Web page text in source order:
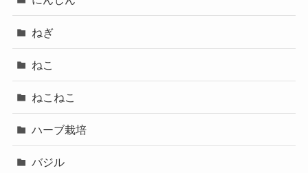
ねぎ
ねこ
ねこねこ
ハーブ栽培
バジル